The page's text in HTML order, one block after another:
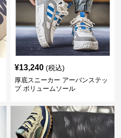
¥13,240 (税込)
厚底スニーカー アーバンステッ
プ ボリュームソール